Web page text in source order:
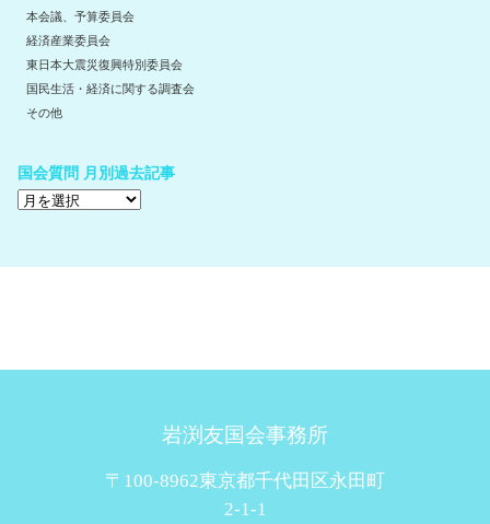
本会議、予算委員会
経済産業委員会
東日本大震災復興特別委員会
国民生活・経済に関する調査会
その他
国会質問 月別過去記事
岩渕友国会事務所
〒100-8962東京都千代田区永田町
2-1-1